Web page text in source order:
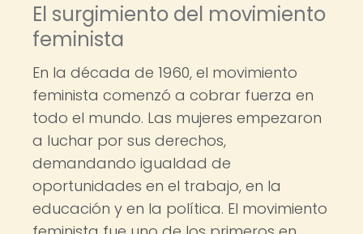
El surgimiento del movimiento
feminista
En la década de 1960, el movimiento
feminista comenzó a cobrar fuerza en
todo el mundo. Las mujeres empezaron
a luchar por sus derechos,
demandando igualdad de
oportunidades en el trabajo, en la
educación y en la política. El movimiento